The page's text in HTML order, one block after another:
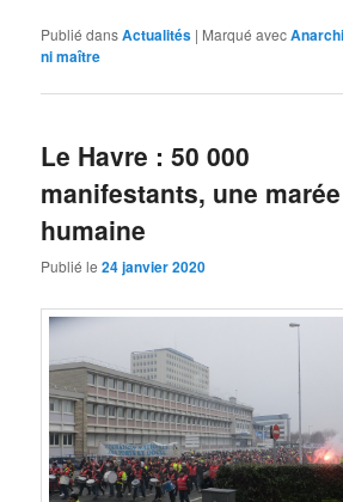
Publié dansActualités | Marqué avec
ni maître
Le Havre : 50 000
manifestants, une marée
humaine
Publié le24 janvier 2020